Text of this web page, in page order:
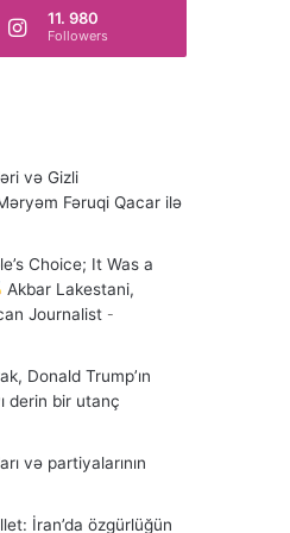
11. 980
Followers
və Gizli
Fəruqi Qacar ilə
Choice; It Was a
Akbar Lakestani,
Journalist
Donald Trump’ın
derin bir utanç
və partiyalarının
İran’da özgürlüğün